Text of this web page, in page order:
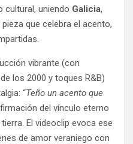
cultural, uniendo Galicia,
pieza que celebra el acento,
vibrante (con
los 2000 y toques R&B)
“Teño un acento que
del vínculo eterno
El videoclip evoca ese
de amor veraniego con